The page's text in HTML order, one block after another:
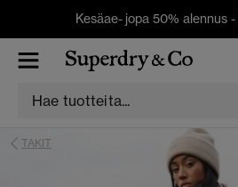
Kesäae- jopa 50% alennus -
TAKIT